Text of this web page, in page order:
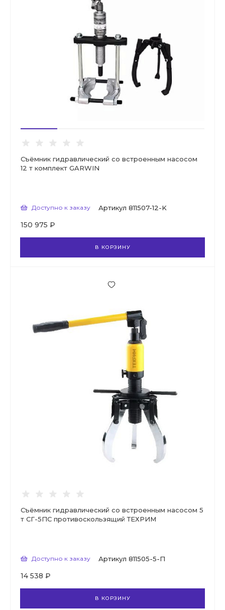
Съёмник гидравлический со встроенным насосом
12 т комплект GARWIN
Доступно к заказу Артикул 811507-12-K
150 975 ₽
В КОРЗИНУ
Съёмник гидравлический со встроенным насосом 5
т СГ-5ПС противоскользящий ТЕХРИМ
Доступно к заказу Артикул 811505-5-П
14 538 ₽
В КОРЗИНУ